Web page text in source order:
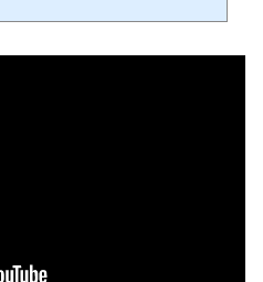
ど、様々なイベントの飾りにぴったりです。特に、